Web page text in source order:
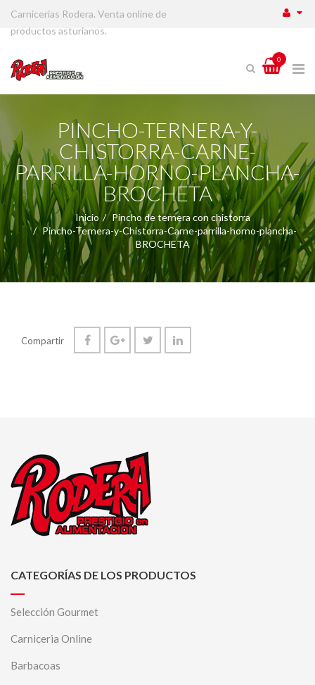
Carnicerias Rodera. Venta online de
productos asturianos.
0
PINCHO-TERNERA-Y-
CHISTORRA-CARNE-
PARRILLA-HORNO-PLANCHA-
BROCHETA
Inicio
Pincho de ternera con chistorra
Pincho-Ternera-y-Chistorra-Carne-parrilla-horno-plancha-
BROCHETA
Compartir
CATEGORÍAS DE LOS PRODUCTOS
Selección Gourmet
Carniceria Online
Barbacoas